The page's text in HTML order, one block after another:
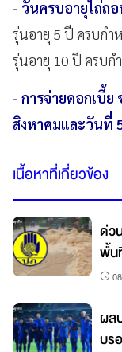
- วันครบอายุไถ่ถ
รุ่นอายุ 5 ปี ครบก
รุ่นอายุ 10 ปี ครบ
- การจ่ายดอกเบี้
สิงหาคมและวันที่
เนื้อหาที่เกี่ยวข้อง
ด่ว
พื้น
ผล
บร